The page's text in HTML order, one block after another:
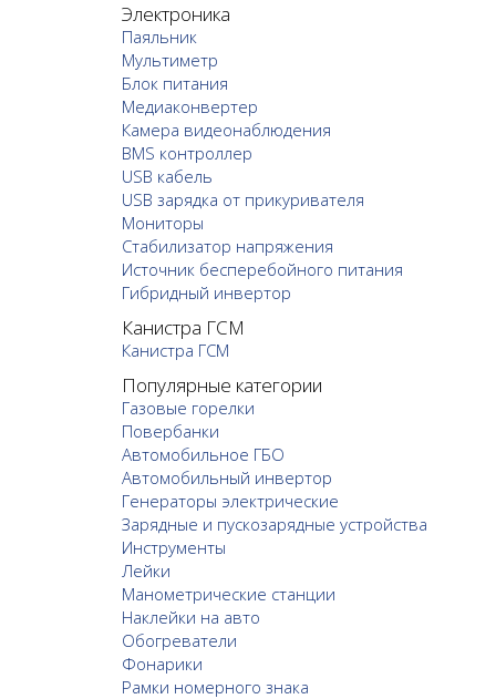
Электроника
Паяльник
Мультиметр
Блок питания
Медиаконвертер
Камера видеонаблюдения
BMS контроллер
USB кабель
USB зарядка от прикуривателя
Мониторы
Стабилизатор напряжения
Источник бесперебойного питания
Гибридный инвертор
Канистра ГСМ
Канистра ГСМ
Популярные категории
Газовые горелки
Повербанки
Автомобильное ГБО
Автомобильный инвертор
Генераторы электрические
Зарядные и пускозарядные устройства
Инструменты
Лейки
Манометрические станции
Наклейки на авто
Обогреватели
Фонарики
Рамки номерного знака